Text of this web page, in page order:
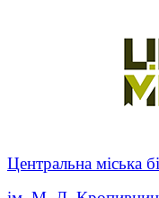
Центральна міська